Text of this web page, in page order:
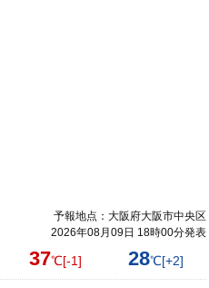
予報地点：大阪府大阪市中央区
2026年08月09日 18時00分発表
37℃[-1] 28℃[+2]